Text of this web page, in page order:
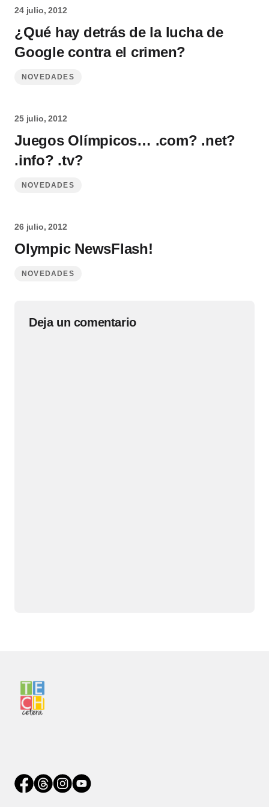
24 julio, 2012
¿Qué hay detrás de la lucha de
Google contra el crimen?
NOVEDADES
25 julio, 2012
Juegos Olímpicos… .com? .net?
.info? .tv?
NOVEDADES
26 julio, 2012
Olympic NewsFlash!
NOVEDADES
Deja un comentario